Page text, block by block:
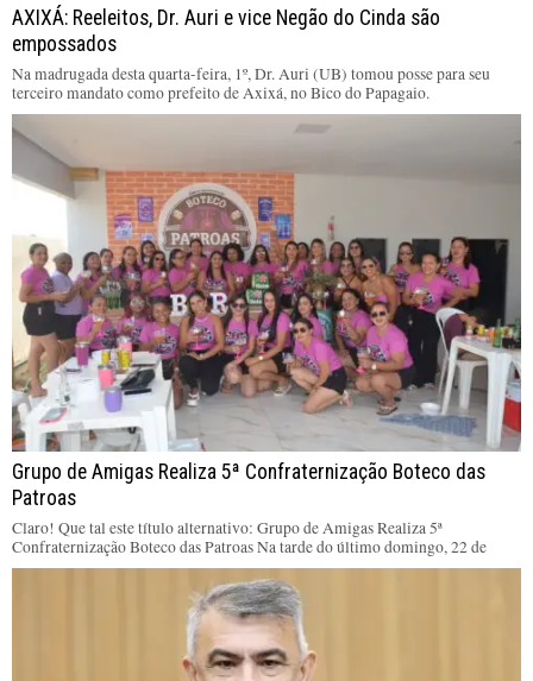
AXIXÁ: Reeleitos, Dr. Auri e vice Negão do Cinda são
empossados
Na madrugada desta quarta-feira, 1º, Dr. Auri (UB) tomou posse para seu
terceiro mandato como prefeito de Axixá, no Bico do Papagaio.
Grupo de Amigas Realiza 5ª Confraternização Boteco das
Patroas
Claro! Que tal este título alternativo: Grupo de Amigas Realiza 5ª
Confraternização Boteco das Patroas Na tarde do último domingo, 22 de